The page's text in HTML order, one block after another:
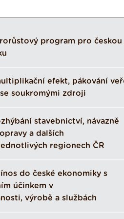
program pro českou
efekt, pákování
soukromými zdroji
stavebnictví, návazně
a dalších
regionech ČR
do české ekonomiky s
účinkem v
výrobě a službách